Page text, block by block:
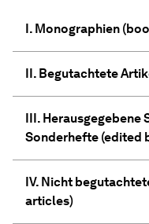
I. Monographien
II. Begutachtete
III. Herausgegebene
Sonderhefte (edited
IV. Nicht
articles)